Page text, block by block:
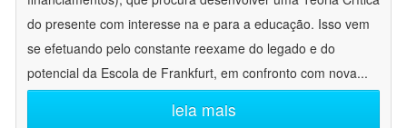
do presente com interesse na e para a educação. Isso vem
se efetuando pelo constante reexame do legado e do
potencial da Escola de Frankfurt, em confronto com nova...
leia mais